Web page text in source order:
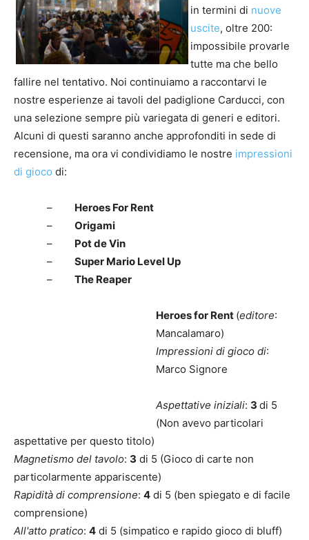
in termini di nuove
uscite, oltre 200:
impossibile provarle
tutte ma che bello
fallire nel tentativo. Noi continuiamo a raccontarvi le
nostre esperienze ai tavoli del padiglione Carducci, con
una selezione sempre più variegata di generi e editori.
Alcuni di questi saranno anche approfonditi in sede di
recensione, ma ora vi condividiamo le nostre impressioni
di gioco di:
– Heroes For Rent
– Origami
– Pot de Vin
– Super Mario Level Up
– The Reaper
Heroes for Rent (editore:
Mancalamaro)
Impressioni di gioco di:
Marco Signore
Aspettative iniziali: 3 di 5
(Non avevo particolari
aspettative per questo titolo)
Magnetismo del tavolo: 3 di 5 (Gioco di carte non
particolarmente appariscente)
Rapidità di comprensione: 4 di 5 (ben spiegato e di facile
comprensione)
All'atto pratico: 4 di 5 (simpatico e rapido gioco di bluff)